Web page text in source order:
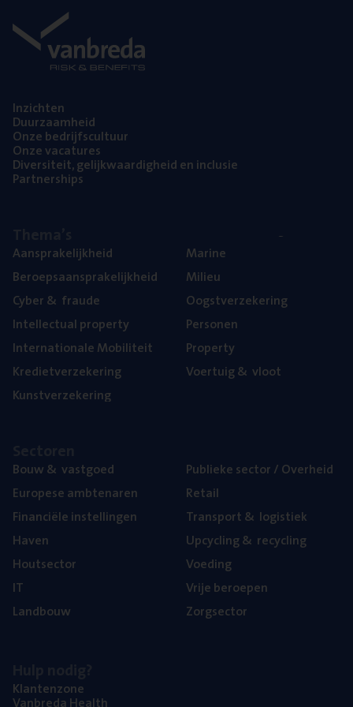
Inzich­ten
Duur­zaam­heid
Onze bedrijfs­cul­tuur
Onze vaca­tu­res
Diver­si­teit, gelijk­waar­dig­heid en inclusie
Part­ner­ships
Aan­spra­ke­lijk­heid
Beroeps­aan­spra­ke­lijk­heid
Cyber& fraude
Intel­lec­tu­al property
Inter­na­ti­o­na­le Mobiliteit
Kre­diet­ver­ze­ke­ring
Kunst­ver­ze­ke­ring
Mari­ne
Mili­eu
Oogst­ver­ze­ke­ring
Per­so­nen
Pro­per­ty
Voer­tuig& vloot
Bouw& vastgoed
Euro­pe­se ambtenaren
Finan­ci­ë­le instellingen
Haven
Hout­sec­tor
IT
Land­bouw
Publie­ke sec­tor / Overheid
Retail
Trans­port& logistiek
Upcy­cling& recycling
Voe­ding
Vrije beroe­pen
Zorg­sec­tor
Klan­ten­zo­ne
Van­b­re­da Health